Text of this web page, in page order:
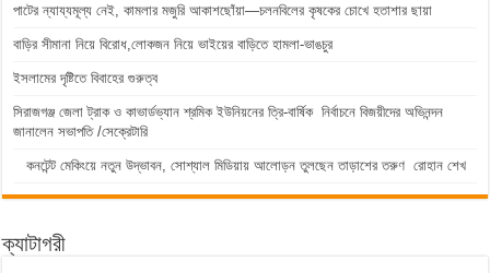
পাটের ন্যায্যমূল্য নেই, কামলার মজুরি আকাশছোঁয়া—চলনবিলের কৃষকের চোখে হতাশার ছায়া
বাড়ির সীমানা নিয়ে বিরোধ,লোকজন নিয়ে ভাইয়ের বাড়িতে হামলা-ভাঙচুর
ইসলামের দৃষ্টিতে বিবাহের গুরুত্ব
সিরাজগঞ্জ জেলা ট্রাক ও কাভার্ডভ্যান শ্রমিক ইউনিয়নের ত্রি-বার্ষিক নির্বাচনে বিজয়ীদের অভিনন্দন
জানালেন সভাপতি /সেক্রেটারি
কনটেন্ট মেকিংয়ে নতুন উদ্ভাবন, সোশ্যাল মিডিয়ায় আলোড়ন তুলছেন তাড়াশের তরুণ রোহান শেখ
ক্যাটাগরী